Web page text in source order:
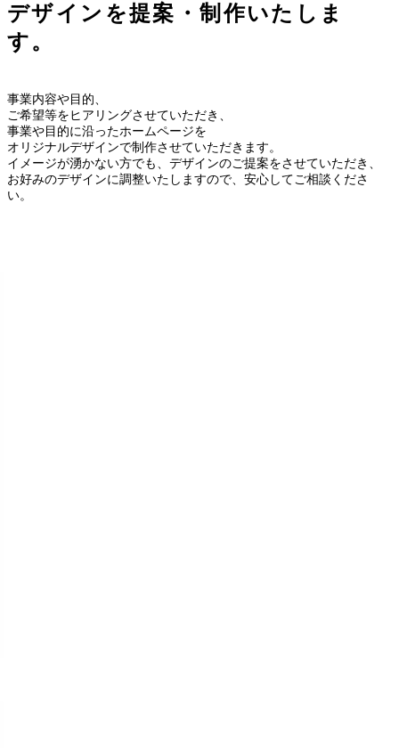
デザインを提案・制作いたしま
す。
事業内容や目的、
ご希望等をヒアリングさせていただき、
事業や目的に沿ったホームページを
オリジナルデザインで制作させていただきます。
イメージが湧かない方でも、デザインのご提案をさせていただき、
お好みのデザインに調整いたしますので、安心してご相談くださ
い。